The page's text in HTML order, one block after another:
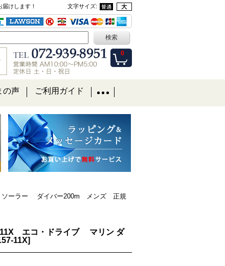
けします！ 文字サイズ:
0
の声 ご利用ガイド
ソーラー ダイバー200m メンズ 正規
11X エコ・ドライブ マリン ダ
11X]